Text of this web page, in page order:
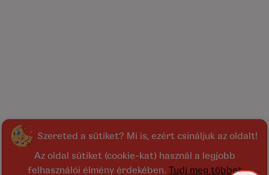
Szereted a sütiket? Mi is, ezért csináljuk az oldalt!
Az oldal sütiket (cookie-kat) használ a legjobb
felhasználói élmény érdekében. Tudj meg többet